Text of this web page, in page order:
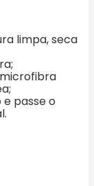
limpa, seca
passe o